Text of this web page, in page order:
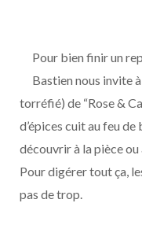
Pour bien finir un
Bastien nous invite
torréfié) de “Rose &
d’épices cuit au feu de
découvrir à la pièce
Pour digérer tout ça,
pas de trop.